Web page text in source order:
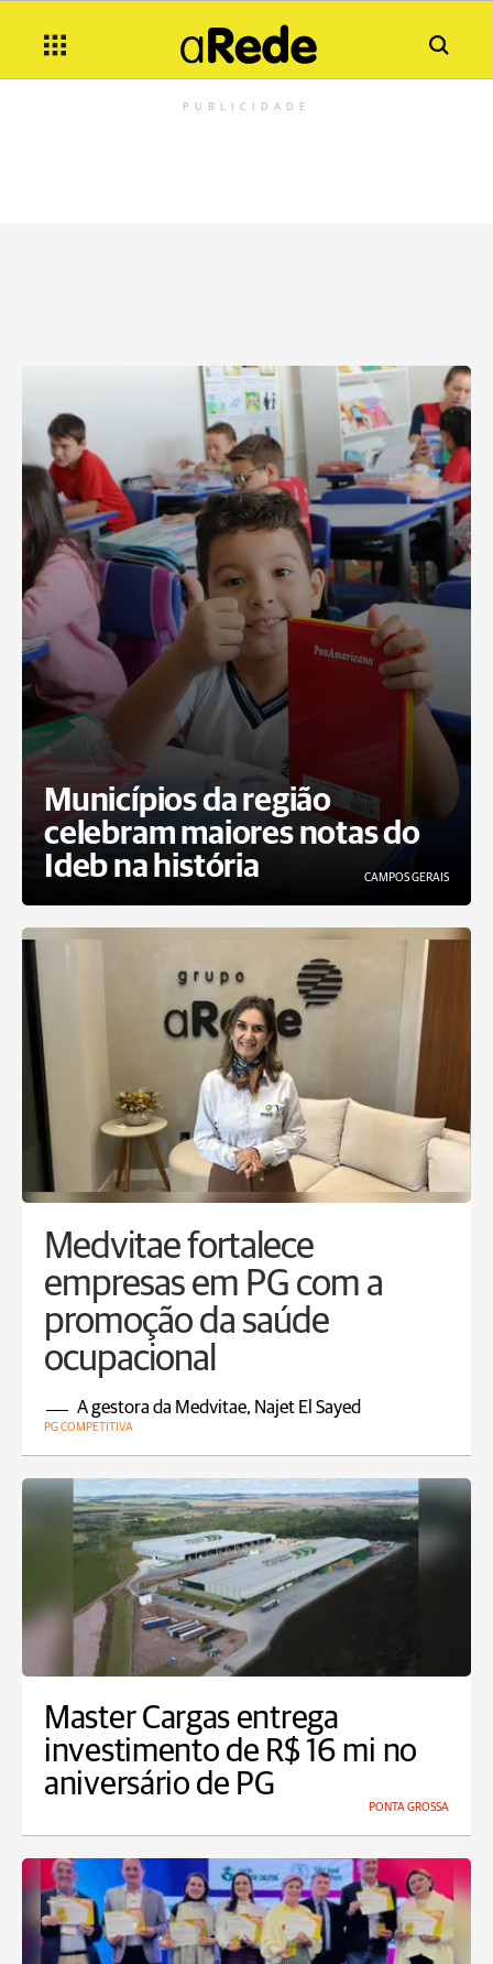
PUBLICIDADE
Municípios da região
celebram maiores notas do
Ideb na história
CAMPOS GERAIS
Medvitae fortalece
empresas em PG com a
promoção da saúde
ocupacional
A gestora da Medvitae, Najet El Sayed
PG COMPETITIVA
Master Cargas entrega
investimento de R$ 16 mi no
aniversário de PG
PONTA GROSSA